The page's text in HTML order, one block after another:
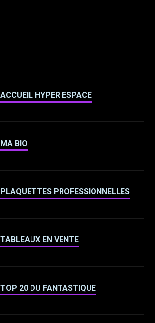
ACCUEIL HYPER ESPACE
MA BIO
PLAQUETTES PROFESSIONNELLES
TABLEAUX EN VENTE
TOP 20 DU FANTASTIQUE